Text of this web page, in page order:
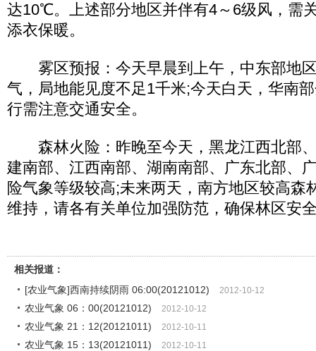
达10℃。上述部分地区并伴有4～6级风，需
添衣保暖。
雾区预报：今天早晨到上午，中东部地
气，局地能见度不足1千米;今天白天，华南
行需注意交通安全。
森林火险：昨晚至今天，黑龙江西北部
建南部、江西南部、湖南南部、广东北部、
险气象等级较高;未来两天，南方地区较高森
维持，请各有关单位加强防范，确保林区安
相关报道：
[农业气象]西南持续阴雨 06:00(20121012)
2012-10-12
农业气象 06：00(20121012) 2012-10-12
农业气象 21：12(20121011) 2012-10-11
农业气象 15：13(20121011) 2012-10-11